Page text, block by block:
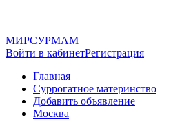
МИРСУРМАМ
Войти в кабинетРегистрация
Главная
Суррогатное материнство
Добавить объявление
Москва